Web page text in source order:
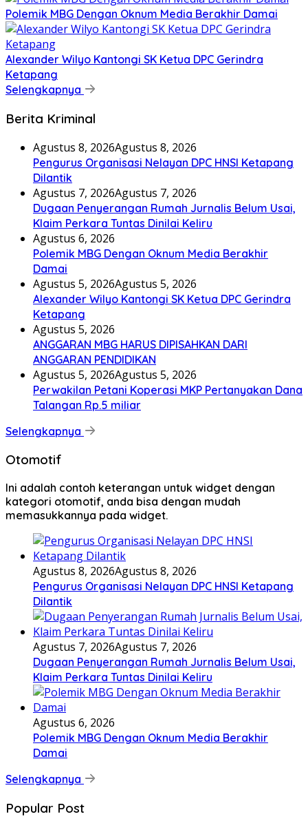
Polemik MBG Dengan Oknum Media Berakhir Damai
Alexander Wilyo Kantongi SK Ketua DPC Gerindra
Ketapang
Selengkapnya
Berita Kriminal
Agustus 8, 2026Agustus 8, 2026
Pengurus Organisasi Nelayan DPC HNSI Ketapang
Dilantik
Agustus 7, 2026Agustus 7, 2026
Dugaan Penyerangan Rumah Jurnalis Belum Usai,
Klaim Perkara Tuntas Dinilai Keliru
Agustus 6, 2026
Polemik MBG Dengan Oknum Media Berakhir
Damai
Agustus 5, 2026Agustus 5, 2026
Alexander Wilyo Kantongi SK Ketua DPC Gerindra
Ketapang
Agustus 5, 2026
ANGGARAN MBG HARUS DIPISAHKAN DARI
ANGGARAN PENDIDIKAN
Agustus 5, 2026Agustus 5, 2026
Perwakilan Petani Koperasi MKP Pertanyakan Dana
Talangan Rp.5 miliar
Selengkapnya
Otomotif
Ini adalah contoh keterangan untuk widget dengan
kategori otomotif, anda bisa dengan mudah
memasukkannya pada widget.
Agustus 8, 2026Agustus 8, 2026
Pengurus Organisasi Nelayan DPC HNSI Ketapang
Dilantik
Agustus 7, 2026Agustus 7, 2026
Dugaan Penyerangan Rumah Jurnalis Belum Usai,
Klaim Perkara Tuntas Dinilai Keliru
Agustus 6, 2026
Polemik MBG Dengan Oknum Media Berakhir
Damai
Selengkapnya
Popular Post